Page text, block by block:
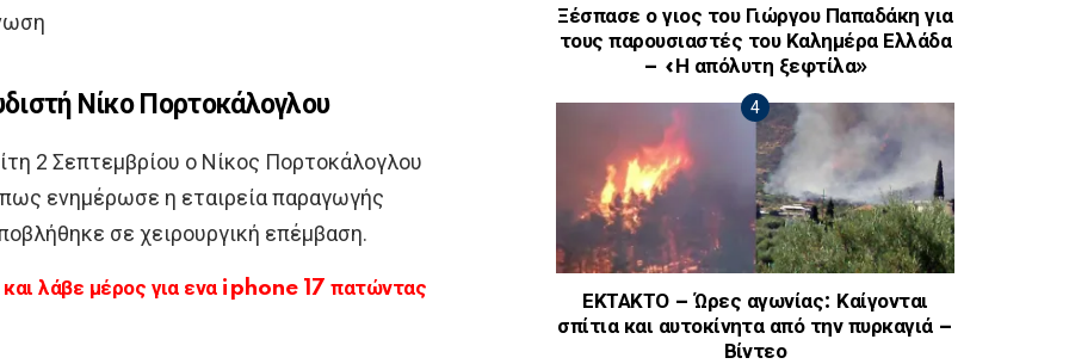
Νίκο Πορτοκάλογλου
2 Σεπτεμβρίου ο Νίκος Πορτοκάλογλου
ενημέρωσε η εταιρεία παραγωγής
σε χειρουργική επέμβαση.
λάβε μέρος για ενα iphone 17 πατώντας
Ξέσπασε ο γιος του Γιώργου Παπαδάκη για
τους παρουσιαστές του Καλημέρα Ελλάδα
– «Η απόλυτη ξεφτίλα»
ΕΚΤΑΚΤΟ – Ώρες αγωνίας: Καίγονται
σπίτια και αυτοκίνητα από την πυρκαγιά –
Βίντεο